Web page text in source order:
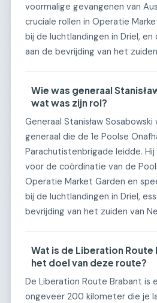
voormalige gevangenen van
cruciale rollen in Operatie
bij de luchtlandingen in Driel,
aan de bevrijding van het
Wie was generaal
wat was zijn rol?
Generaal Stanisław
generaal die de 1e Poolse
Parachutistenbrigade leidde.
voor de coördinatie van de
Operatie Market Garden en
bij de luchtlandingen in Driel,
bevrijding van het zuiden van
Wat is de Liberation Route
het doel van deze route?
De Liberation Route Brabant is
ongeveer 200 kilometer die je